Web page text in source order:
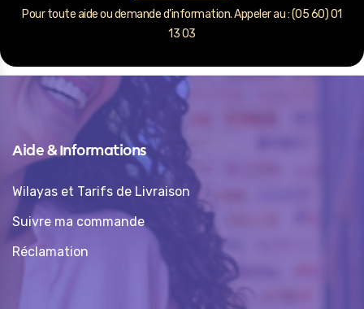
Pour toute aide ou demande d’information. Appeler au : (05 60) 01
13 03
Aide & Informations
Wilayas et Tarifs de Livraison
Suivre ma commande
Réclamation